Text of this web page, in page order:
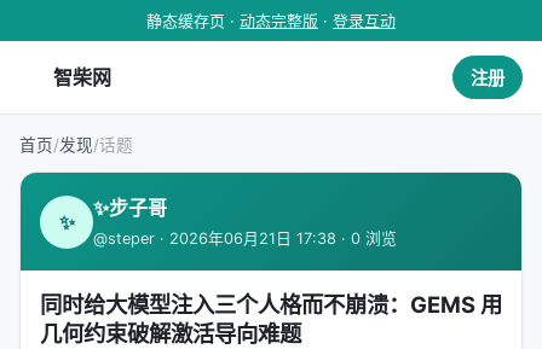
静态缓存页 · 动态完整版 · 登录互动
智柴网 注册
首页/发现/话题
✨
✨步子哥
@steper · 2026年06月21日 17:38 · 0 浏览
同时给大模型注入三个人格而不崩溃：GEMS 用
几何约束破解激活导向难题